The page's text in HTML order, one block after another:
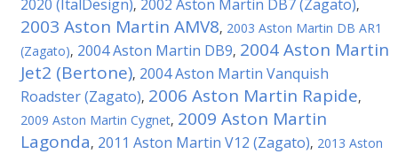
2020 (ItalDesign), 2002 Aston Martin DB7 (Zagato),
2003 Aston Martin AMV8, 2003 Aston Martin DB AR1
(Zagato), 2004 Aston Martin DB9, 2004 Aston Martin
Jet2 (Bertone), 2004 Aston Martin Vanquish
Roadster (Zagato), 2006 Aston Martin Rapide,
2009 Aston Martin Cygnet, 2009 Aston Martin
Lagonda, 2011 Aston Martin V12 (Zagato), 2013 Aston